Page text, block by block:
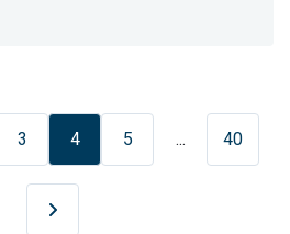
3 4 5 40
Nästa sida